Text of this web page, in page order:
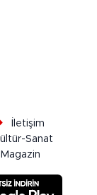
İletişim
Sanat